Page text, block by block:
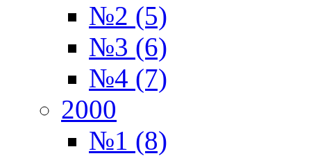
№2 (5)
№3 (6)
№4 (7)
2000
№1 (8)